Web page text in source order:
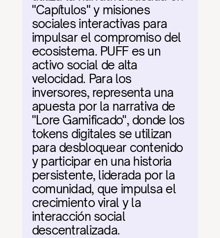
"Capítulos" y misiones
sociales interactivas para
impulsar el compromiso del
ecosistema. PUFF es un
activo social de alta
velocidad. Para los
inversores, representa una
apuesta por la narrativa de
"Lore Gamificado", donde los
tokens digitales se utilizan
para desbloquear contenido
y participar en una historia
persistente, liderada por la
comunidad, que impulsa el
crecimiento viral y la
interacción social
descentralizada.